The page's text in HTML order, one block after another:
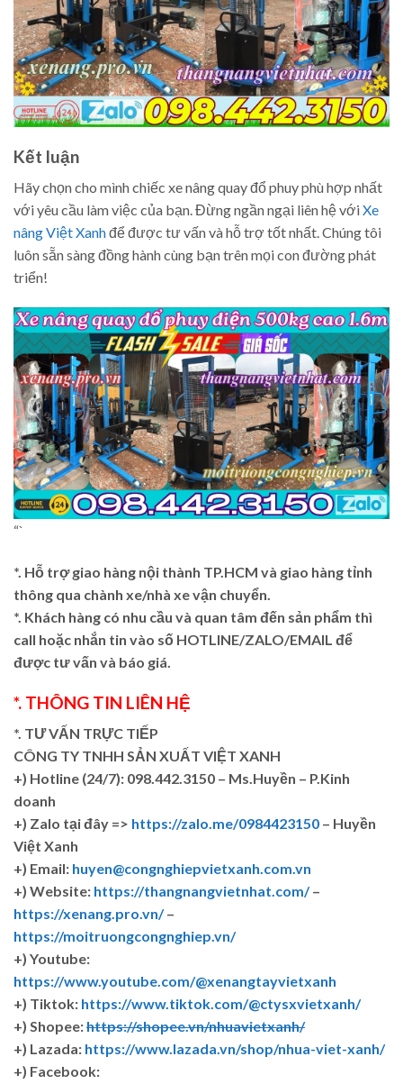
Kết luận
Hãy chọn cho mình chiếc xe nâng quay đổ phuy phù hợp nhất
với yêu cầu làm việc của bạn. Đừng ngần ngại liên hệ vớiXe
nâng Việt Xanhđể được tư vấn và hỗ trợ tốt nhất. Chúng tôi
luôn sẵn sàng đồng hành cùng bạn trên mọi con đường phát
triển!
“`
*. Hỗ trợ giao hàng nội thành TP.HCM và giao hàng tỉnh
thông qua chành xe/nhà xe vận chuyển.
*. Khách hàng có nhu cầu và quan tâm đến sản phẩm thì
call hoặc nhắn tin vào số HOTLINE/ZALO/EMAIL để
được tư vấn và báo giá.
*. THÔNG TIN LIÊN HỆ
*. TƯ VẤN TRỰC TIẾP
CÔNG TY TNHH SẢN XUẤT VIỆT XANH
+) Hotline (24/7): 098.442.3150 – Ms.Huyền – P.Kinh
doanh
+) Zalo tại đây => https://zalo.me/0984423150 – Huyền
Việt Xanh
+) Email: huyen@congnghiepvietxanh.com.vn
+) Website: https://thangnangvietnhat.com/–
https://xenang.pro.vn/–
https://moitruongcongnghiep.vn/
+) Youtube:
https://www.youtube.com/@xenangtayvietxanh
+) Tiktok: https://www.tiktok.com/@ctysxvietxanh/
+) Shopee:https://shopee.vn/nhuavietxanh/
+) Lazada: https://www.lazada.vn/shop/nhua-viet-xanh/
+) Facebook: